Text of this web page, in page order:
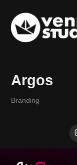
Argos
Branding